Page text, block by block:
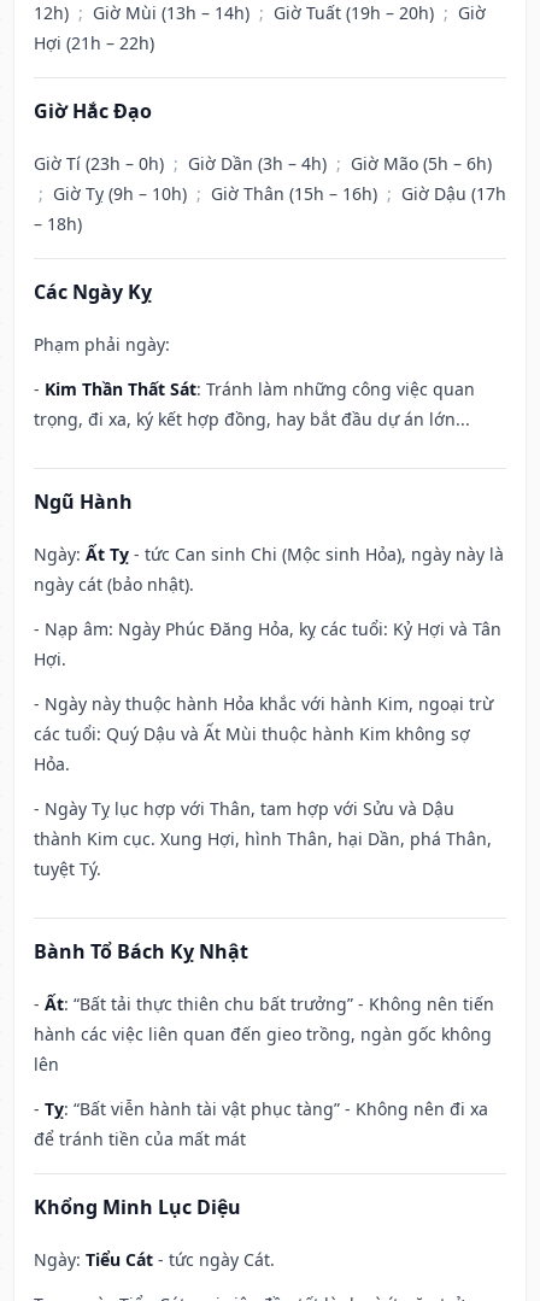
12h) ; Giờ Mùi (13h – 14h) ; Giờ Tuất (19h – 20h) ; Giờ
Hợi (21h – 22h)
Giờ Hắc Đạo
Giờ Tí (23h – 0h) ; Giờ Dần (3h – 4h) ; Giờ Mão (5h – 6h)
; Giờ Tỵ (9h – 10h) ; Giờ Thân (15h – 16h) ; Giờ Dậu (17h
– 18h)
Các Ngày Kỵ
Phạm phải ngày:
- Kim Thần Thất Sát: Tránh làm những công việc quan
trọng, đi xa, ký kết hợp đồng, hay bắt đầu dự án lớn...
Ngũ Hành
Ngày: Ất Tỵ - tức Can sinh Chi (Mộc sinh Hỏa), ngày này là
ngày cát (bảo nhật).
- Nạp âm: Ngày Phúc Đăng Hỏa, kỵ các tuổi: Kỷ Hợi và Tân
Hợi.
- Ngày này thuộc hành Hỏa khắc với hành Kim, ngoại trừ
các tuổi: Quý Dậu và Ất Mùi thuộc hành Kim không sợ
Hỏa.
- Ngày Tỵ lục hợp với Thân, tam hợp với Sửu và Dậu
thành Kim cục. Xung Hợi, hình Thân, hại Dần, phá Thân,
tuyệt Tý.
Bành Tổ Bách Kỵ Nhật
- Ất: “Bất tải thực thiên chu bất trưởng” - Không nên tiến
hành các việc liên quan đến gieo trồng, ngàn gốc không
lên
- Tỵ: “Bất viễn hành tài vật phục tàng” - Không nên đi xa
để tránh tiền của mất mát
Khổng Minh Lục Diệu
Ngày: Tiểu Cát - tức ngày Cát.